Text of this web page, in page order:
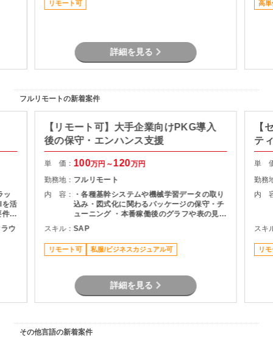
リモート可
詳細を見る
高単
フルリモートの新着案件
ッ
を活
に
・
ま
ウ
【リモート可】大手企業向けPKG導入
後の保守・エンハンス支援
単 価： 100万円～120万円
勤務地： フルリモート
内 容：
・各種基幹システムや機械学習データの取り
込み・図式化に関わるパッケージの保守・チ
ューニング ・本番稼働後のグラフや表の見栄
え変更、微修正対応 ・メンバーへの知見・技
術習熟のサポート
スキル：SAP
リモート可 私服/ビジネスカジュアル可
詳細を見る
【
テ
単
勤務
内
スキ
リ
その他言語の新着案件